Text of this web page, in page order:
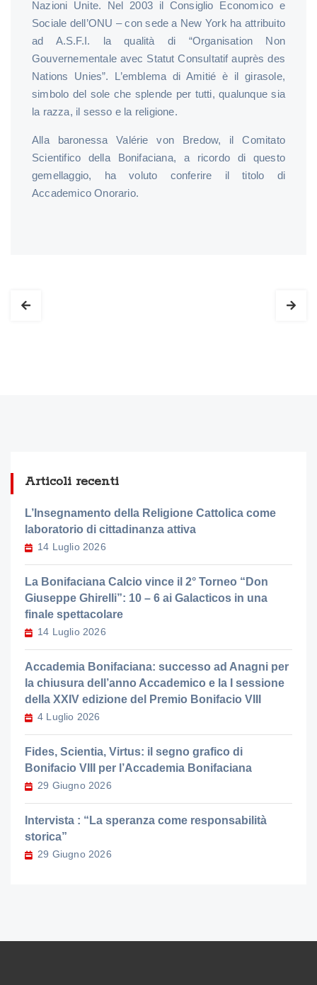
Nazioni Unite. Nel 2003 il Consiglio Economico e
Sociale dell’ONU – con sede a New York ha attribuito
ad A.S.F.I. la qualità di “Organisation Non
Gouvernementale avec Statut Consultatif auprès des
Nations Unies”. L’emblema di Amitié è il girasole,
simbolo del sole che splende per tutti, qualunque sia
la razza, il sesso e la religione.
Alla baronessa Valérie von Bredow, il Comitato
Scientifico della Bonifaciana, a ricordo di questo
gemellaggio, ha voluto conferire il titolo di
Accademico Onorario.
Articoli recenti
L’Insegnamento della Religione Cattolica come
laboratorio di cittadinanza attiva
14 Luglio 2026
La Bonifaciana Calcio vince il 2° Torneo “Don
Giuseppe Ghirelli”: 10 – 6 ai Galacticos in una
finale spettacolare
14 Luglio 2026
Accademia Bonifaciana: successo ad Anagni per
la chiusura dell’anno Accademico e la I sessione
della XXIV edizione del Premio Bonifacio VIII
4 Luglio 2026
Fides, Scientia, Virtus: il segno grafico di
Bonifacio VIII per l’Accademia Bonifaciana
29 Giugno 2026
Intervista : “La speranza come responsabilità
storica”
29 Giugno 2026